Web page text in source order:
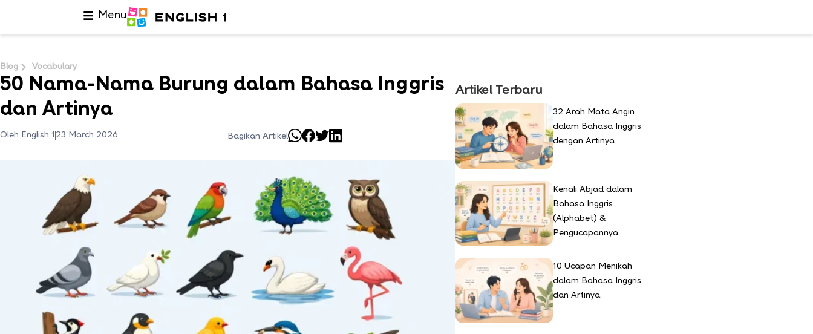
Menu
Blog Vocabulary
50 Nama-Nama Burung dalam Bahasa Inggris
dan Artinya
Oleh English 1 23 March 2026 Bagikan Artikel
Artikel Terbaru
32 Arah Mata Angin
dalam Bahasa Inggris
dengan Artinya
Kenali Abjad dalam
Bahasa Inggris
(Alphabet) &
Pengucapannya
10 Ucapan Menikah
dalam Bahasa Inggris
dan Artinya